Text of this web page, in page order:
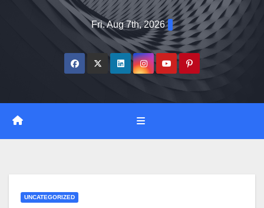
Fri. Aug 7th, 2026
UNCATEGORIZED